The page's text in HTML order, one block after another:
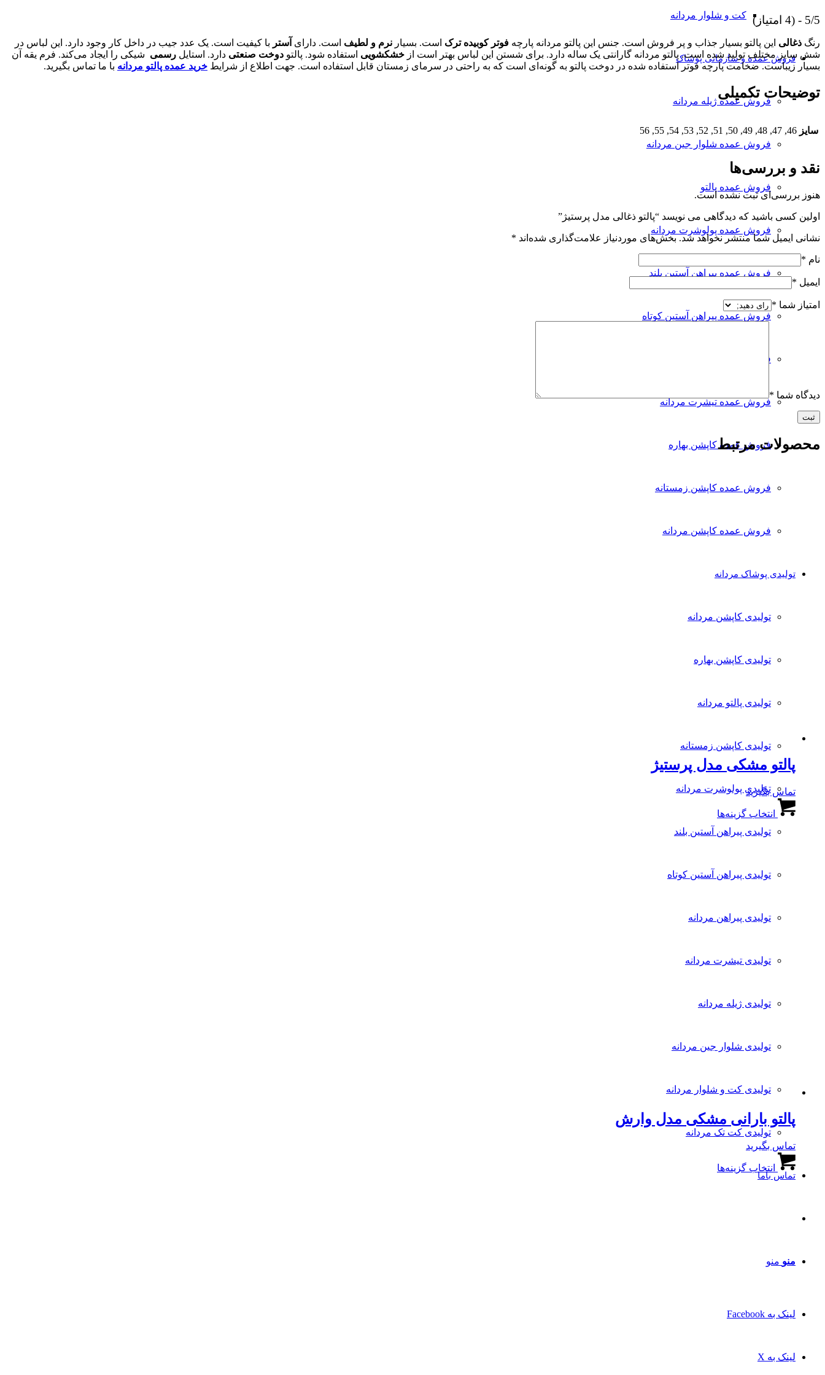
کت و شلوار مردانه
فروش عمده و سازمانی پوشاک
فروش عمده ژیله مردانه
فروش عمده شلوار جین مردانه
فروش عمده پالتو
فروش عمده پولوشرت مردانه
فروش عمده پیراهن آستین بلند
فروش عمده پیراهن آستین کوتاه
فروش عمده پیراهن مردانه
فروش عمده تیشرت مردانه
فروش عمده کاپشن بهاره
فروش عمده کاپشن زمستانه
فروش عمده کاپشن مردانه
تولیدی پوشاک مردانه
تولیدی کاپشن مردانه
تولیدی کاپشن بهاره
تولیدی پالتو مردانه
تولیدی کاپشن زمستانه
تولیدی پولوشرت مردانه
تولیدی پیراهن آستین بلند
تولیدی پیراهن آستین کوتاه
تولیدی پیراهن مردانه
تولیدی تیشرت مردانه
تولیدی ژیله مردانه
تولیدی شلوار جین مردانه
تولیدی کت و شلوار مردانه
تولیدی کت تک مردانه
تماس باما
منو منو
لینک به Facebook
لینک به X
5/5 - (4 امتیاز)
رنگ ذغالی این پالتو بسیار جذاب و پر فروش است. جنس این پالتو مردانه پارچه فوتر کوبیده ترک است. بسیار نرم و لطیف است. دارای آستر با کیفیت است. یک عدد جیب در داخل کار وجود دارد. این لباس در
شش سایز مختلف تولید شده است. پالتو مردانه گارانتی یک ساله دارد. برای شستن این لباس بهتر است از خشکشویی استفاده شود. پالتو دوخت صنعتی دارد. استایل رسمی شیکی را ایجاد می‌کند. فرم یقه آن
بسیار زیباست. ضخامت پارچه فوتر استفاده شده در دوخت پالتو به گونه‌ای است که به راحتی در سرمای زمستان قابل استفاده است. جهت اطلاع از شرایط خرید عمده پالتو مردانه با ما تماس بگیرید.
توضیحات تکمیلی
سایز 46, 47, 48, 49, 50, 51, 52, 53, 54, 55, 56
نقد و بررسی‌ها
هنوز بررسی‌ای ثبت نشده است.
اولین کسی باشید که دیدگاهی می نویسد “پالتو ذغالی مدل پرستیژ”
نشانی ایمیل شما منتشر نخواهد شد. بخش‌های موردنیاز علامت‌گذاری شده‌اند *
نام *
ایمیل *
امتیاز شما *
دیدگاه شما *
محصولات مرتبط
پالتو مشکی مدل پرستیژ
تماس بگیرید
انتخاب گزینه‌ها
دارای
انواع
باشد.
است
محصول
انتخاب
پالتو بارانی مشکی مدل وارش
تماس بگیرید
انتخاب گزینه‌ها